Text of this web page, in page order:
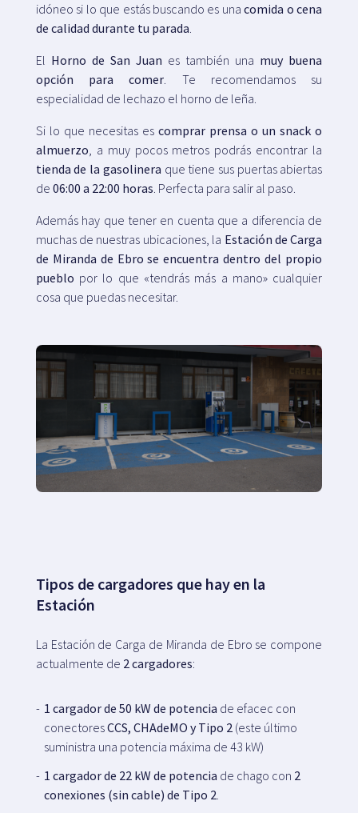
idóneo si lo que estás buscando es unacomida o cena
de calidad durante tu parada.
El Horno de San Juan es también una muy buena
opción para comer. Te recomendamos su
especialidad de lechazo el horno de leña.
Si lo que necesitas es comprar prensa o un snack o
almuerzo, a muy pocos metros podrás encontrar la
tienda de la gasolinera que tiene sus puertas abiertas
de 06:00 a 22:00 horas. Perfecta para salir al paso.
Además hay que tener en cuenta que a diferencia de
muchas de nuestras ubicaciones, la Estación de Carga
de Miranda de Ebro se encuentra dentro del propio
pueblo por lo que «tendrás más a mano» cualquier
cosa que puedas necesitar.
Tipos de cargadores que hay en la
Estación
La Estación de Carga de Miranda de Ebro se compone
actualmente de 2 cargadores:
1 cargador de 50 kW de potencia de efacec con
conectoresCCS, CHAdeMO y Tipo 2(este último
suministra una potencia máxima de 43 kW)
1 cargador de 22 kW de potencia de chago con 2
conexiones (sin cable) de Tipo 2.